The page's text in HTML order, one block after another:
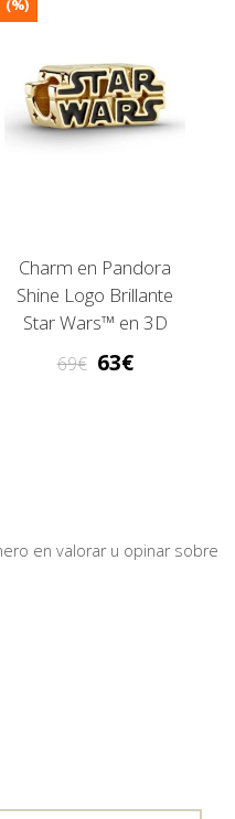
Charm en Pandora
Shine Logo Brillante
Star Wars™ en 3D
69 63
en valorar u opinar sobre